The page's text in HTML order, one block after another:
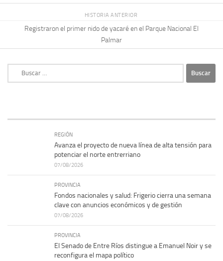
HISTORIA ANTERIOR
Registraron el primer nido de yacaré en el Parque Nacional El
Palmar
REGIÓN
Avanza el proyecto de nueva línea de alta tensión para
potenciar el norte entrerriano
07/08/2026
PROVINCIA
Fondos nacionales y salud: Frigerio cierra una semana
clave con anuncios económicos y de gestión
07/08/2026
PROVINCIA
El Senado de Entre Ríos distingue a Emanuel Noir y se
reconfigura el mapa político